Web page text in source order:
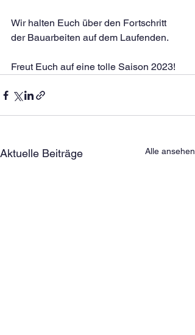
Wir halten Euch über den Fortschritt
der Bauarbeiten auf dem Laufenden.
Freut Euch auf eine tolle Saison 2023!
Aktuelle Beiträge Alle ansehen